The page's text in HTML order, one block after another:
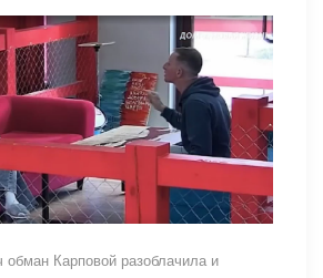
обман Карповой разоблачила и